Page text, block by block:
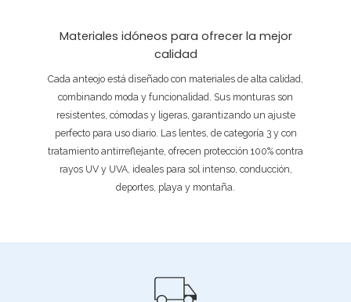
Materiales idóneos para ofrecer la mejor
calidad
Cada anteojo está diseñado con materiales de alta calidad,
combinando moda y funcionalidad. Sus monturas son
resistentes, cómodas y ligeras, garantizando un ajuste
perfecto para uso diario. Las lentes, de categoría 3 y con
tratamiento antirreflejante, ofrecen protección 100% contra
rayos UV y UVA, ideales para sol intenso, conducción,
deportes, playa y montaña.